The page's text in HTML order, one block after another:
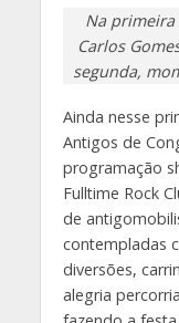
Na primeira
Carlos
segunda,
Ainda nesse
Antigos de
programação
Fulltime Rock
de
contempladas
diversões,
alegria